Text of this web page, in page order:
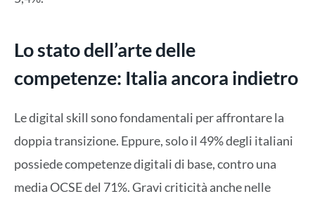
Lo stato dell’arte delle
competenze: Italia ancora indietro
Le digital skill sono fondamentali per affrontare la
doppia transizione. Eppure, solo il 49% degli italiani
possiede competenze digitali di base, contro una
media OCSE del 71%. Gravi criticità anche nelle